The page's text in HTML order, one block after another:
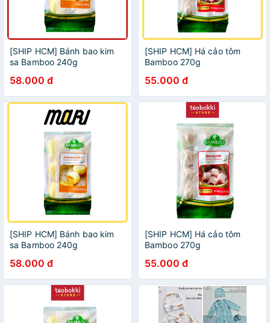
[SHIP HCM] Bánh bao kim
sa Bamboo 240g
58.000 đ
[SHIP HCM] Há cảo tôm
Bamboo 270g
55.000 đ
[SHIP HCM] Bánh bao kim
sa Bamboo 240g
58.000 đ
[SHIP HCM] Há cảo tôm
Bamboo 270g
55.000 đ